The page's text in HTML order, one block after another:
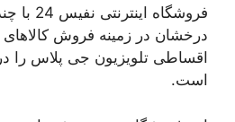
فروشگاه
درخشان در زمینه فروش کالاهای
اقساطی تلویزیون جی پلاس را
است.